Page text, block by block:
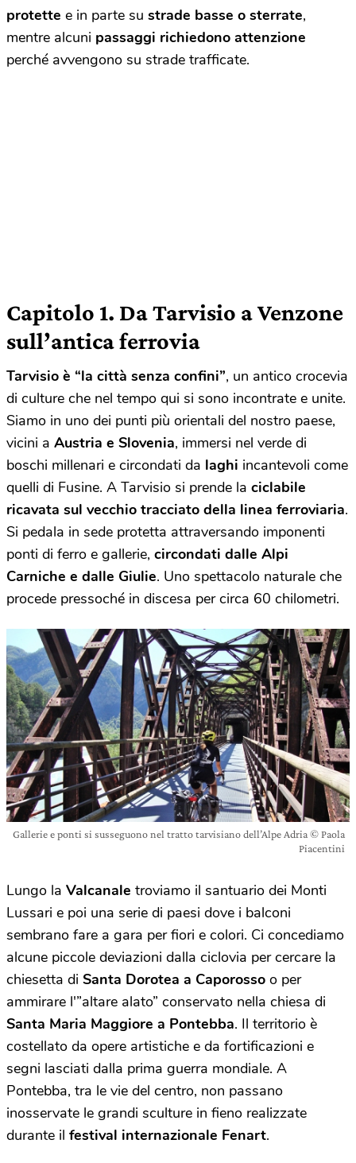
protette e in parte su strade basse o sterrate,
mentre alcuni passaggi richiedono attenzione
perché avvengono su strade trafficate.
Capitolo 1. Da Tarvisio a Venzone
sull’antica ferrovia
Tarvisio è “la città senza confini”, un antico crocevia
di culture che nel tempo qui si sono incontrate e unite.
Siamo in uno dei punti più orientali del nostro paese,
vicini a Austria e Slovenia, immersi nel verde di
boschi millenari e circondati da laghi incantevoli come
quelli di Fusine. A Tarvisio si prende la ciclabile
ricavata sul vecchio tracciato della linea ferroviaria.
Si pedala in sede protetta attraversando imponenti
ponti di ferro e gallerie, circondati dalle Alpi
Carniche e dalle Giulie. Uno spettacolo naturale che
procede pressoché in discesa per circa 60 chilometri.
Gallerie e ponti si susseguono nel tratto tarvisiano dell’Alpe Adria © Paola
Piacentini
Lungo la Valcanale troviamo il santuario dei Monti
Lussari e poi una serie di paesi dove i balconi
sembrano fare a gara per fiori e colori. Ci concediamo
alcune piccole deviazioni dalla ciclovia per cercare la
chiesetta di Santa Dorotea a Caporosso o per
ammirare l'”altare alato” conservato nella chiesa di
Santa Maria Maggiore a Pontebba. Il territorio è
costellato da opere artistiche e da fortificazioni e
segni lasciati dalla prima guerra mondiale. A
Pontebba, tra le vie del centro, non passano
inosservate le grandi sculture in fieno realizzate
durante il festival internazionale Fenart.